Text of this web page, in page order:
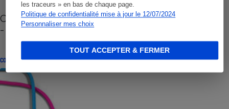
les traceurs » en bas de chaque page.
Politique de confidentialité mise à jour le 12/07/2024
Personnaliser mes choix
TOUT ACCEPTER & FERMER
Cafetière à capsules zéro déchet CoffeeB (vidéo)
- Premières impressions
CONSEILS